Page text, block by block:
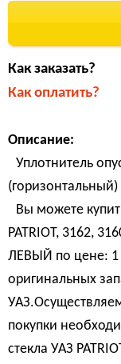
Как заказать?
Как оплатить?
Описание:
Уплотнитель
Вы можете
PATRIOT, 3162,
ЛЕВЫЙ по цене:
оригинальных
покупки
стекла УАЗ